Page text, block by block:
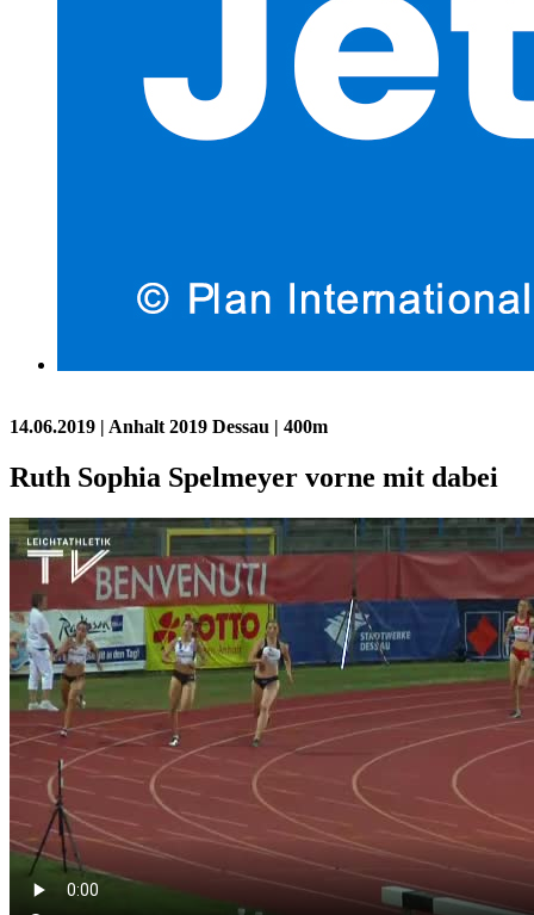
14.06.2019 | Anhalt 2019 Dessau | 400m
Ruth Sophia Spelmeyer vorne mit dabei